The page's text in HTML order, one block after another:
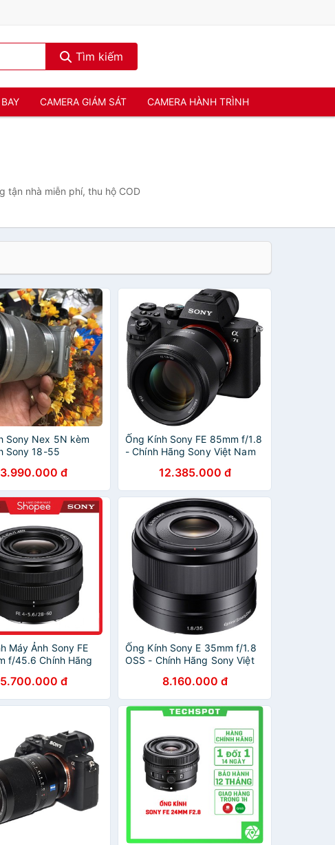
Tìm kiếm
CAMERA GIÁM SÁT CAMERA HÀNH TRÌNH
tận nhà miễn phí, thu hộ COD
Sony Nex 5N kèm
Sony 18-55
3.990.000 đ
Ống Kính Sony FE 85mm f/1.8
- Chính Hãng Sony Việt Nam
12.385.000 đ
Máy Ảnh Sony FE
f/45.6 Chính Hãng
5.700.000 đ
Ống Kính Sony E 35mm f/1.8
OSS - Chính Hãng Sony Việt
8.160.000 đ